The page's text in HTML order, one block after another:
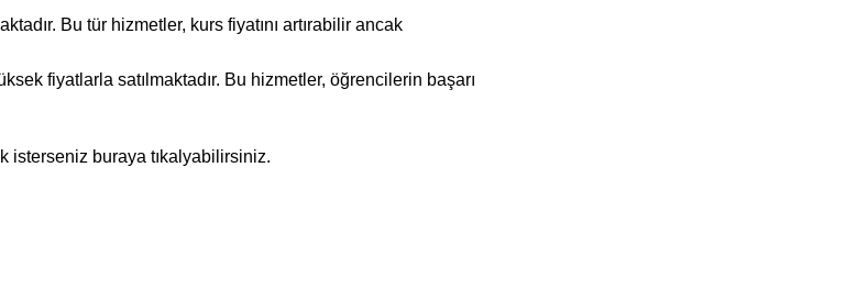
Bu tür hizmetler, kurs fiyatını artırabilir ancak
fiyatlarla satılmaktadır. Bu hizmetler, öğrencilerin başarı
isterseniz buraya tıkalyabilirsiniz.